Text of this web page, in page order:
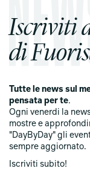
Iscriviti
di
Tutte le news sul
pensata per te.
Ogni venerdi la
mostre e
"DayByDay" gli
sempre aggiornato.
Iscriviti subito!